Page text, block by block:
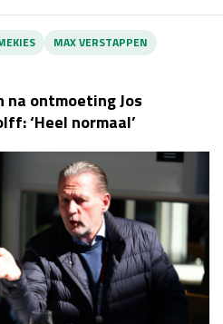
zo 15:00 - 17:00
24 - 26 sep
vr 14:00 - 15:00
za 13:00 - 15:00
09 - 11 okt
za 15:00 - 16:00
zo 14:00 - 16:00
MAX VERSTAPPEN
na ontmoeting Jos
‘Heel normaal’